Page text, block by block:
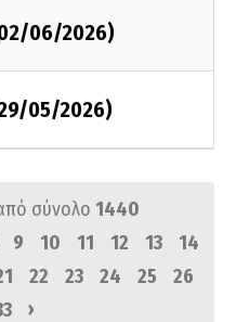
06/2026)
05/2026)
σύνολο 1440
9 10 11 12 13
14
22 23 24 25
26
›